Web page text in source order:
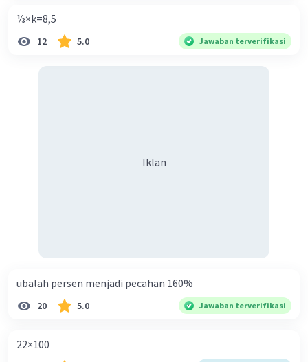
⅓×k=8,5
12 5.0 Jawaban terverifikasi
Iklan
ubalah persen menjadi pecahan 160%
20 5.0 Jawaban terverifikasi
22×100